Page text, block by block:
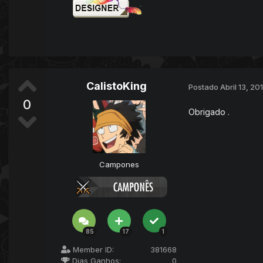
0
CalistoKing
Campones
85 17 1
Member ID:
381668
Dias Ganhos:
0
Postado Abril 13,
Obrigado .